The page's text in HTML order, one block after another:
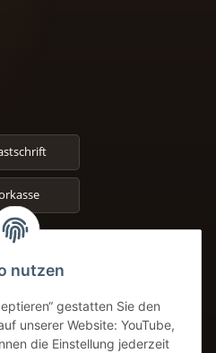
nutzen
gestatten Sie den
unserer Website: YouTube,
die Einstellung jederzeit